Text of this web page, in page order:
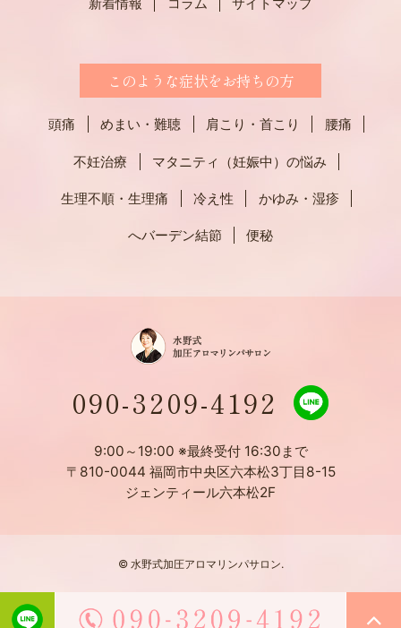
このような症状をお持ちの方
頭痛 めまい・難聴 肩こり・首こり 腰痛
不妊治療 マタニティ（妊娠中）の悩み
生理不順・生理痛 冷え性 かゆみ・湿疹
へバーデン結節 便秘
090-3209-4192
9:00～19:00 ※最終受付 16:30まで
〒810-0044 福岡市中央区六本松3丁目8-15
ジェンティール六本松2F
© 水野式加圧アロマリンパサロン.